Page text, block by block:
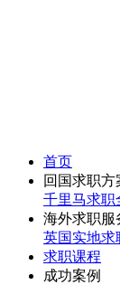
首页
回国求职方
千里马求职
海外求职服
英国实地求
求职课程
成功案例